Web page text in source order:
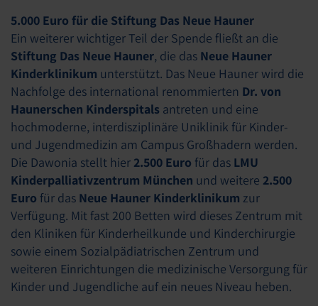
5.000 Euro für die Stiftung Das Neue Hauner
Ein weiterer wichtiger Teil der Spende fließt an die
Stiftung Das Neue Hauner, die das Neue Hauner
Kinderklinikum unterstützt. Das Neue Hauner wird die
Nachfolge des international renommierten Dr. von
Haunerschen Kinderspitals antreten und eine
hochmoderne, interdisziplinäre Uniklinik für Kinder-
und Jugendmedizin am Campus Großhadern werden.
Die Dawonia stellt hier 2.500 Euro für das LMU
Kinderpalliativzentrum München und weitere 2.500
Euro für das Neue Hauner Kinderklinikum zur
Verfügung. Mit fast 200 Betten wird dieses Zentrum mit
den Kliniken für Kinderheilkunde und Kinderchirurgie
sowie einem Sozialpädiatrischen Zentrum und
weiteren Einrichtungen die medizinische Versorgung für
Kinder und Jugendliche auf ein neues Niveau heben.